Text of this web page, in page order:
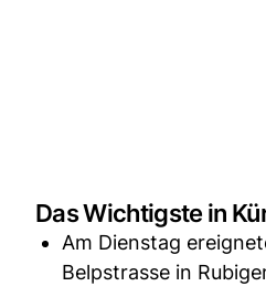
Das Wichtigste in
Am Dienstag
Belpstrasse in